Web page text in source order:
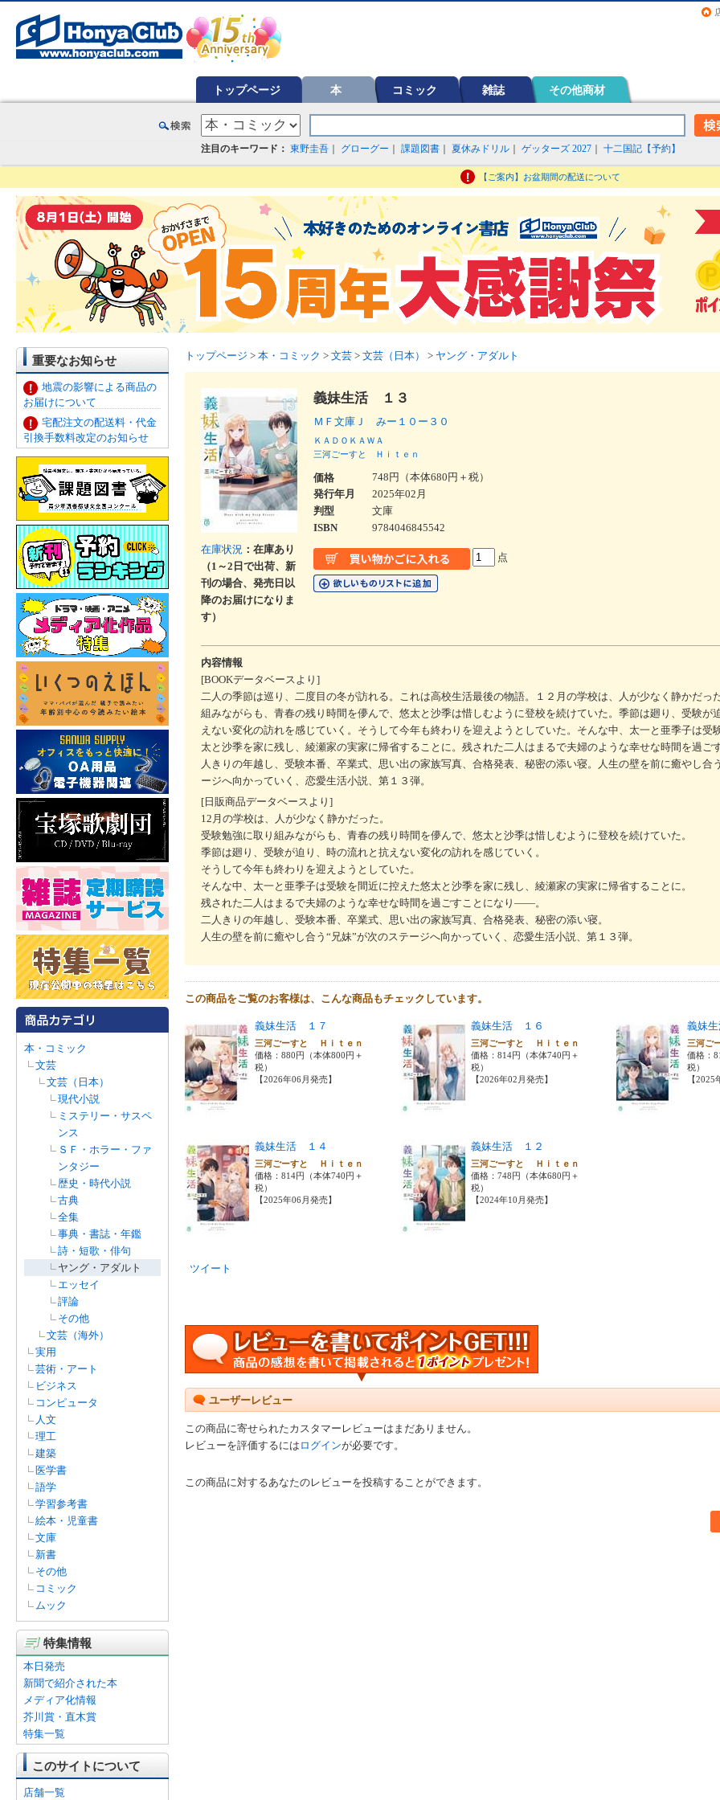
トップページ 本 コミック 雑誌 その他商材
注目のキーワード： 東野圭吾 グローグー 課題図書 夏休みドリル ゲッターズ 2027 十二国記【予約】
【ご案内】お盆期間の配送について
重要なお知らせ
地震の影響による商品の
お届けについて
宅配注文の配送料・代金
引換手数料改定のお知らせ
本・コミック
文芸
文芸（日本）
現代小説
ミステリー・サスペ
ンス
ＳＦ・ホラー・ファ
ンタジー
歴史・時代小説
古典
全集
事典・書誌・年鑑
詩・短歌・俳句
ヤング・アダルト
エッセイ
評論
その他
文芸（海外）
実用
芸術・アート
ビジネス
コンピュータ
人文
理工
建築
医学書
語学
学習参考書
絵本・児童書
文庫
新書
その他
コミック
ムック
特集情報
本日発売
新聞で紹介された本
メディア化情報
芥川賞・直木賞
特集一覧
このサイトについて
店舗一覧
トップページ > 本・コミック > 文芸 > 文芸（日本） > ヤング・アダルト
在庫状況 ：在庫あり
（1～2日で出荷、新
刊の場合、発売日以
降のお届けになりま
す）
義妹生活 １３
ＭＦ文庫Ｊ みー１０ー３０
ＫＡＤＯＫＡＷＡ
三河ごーすと
Ｈｉｔｅｎ
価格
748円（本体680円＋税）
発行年月
2025年02月
判型
文庫
ISBN
9784046845542
点
内容情報
[BOOKデータベースより]
二人の季節は巡り、二度目の冬が訪れる。これは高校生活最後の物語。１２月の学校は、人が少なく静かだっ
組みながらも、青春の残り時間を儚んで、悠太と沙季は惜しむように登校を続けていた。季節は廻り、受験が
えない変化の訪れを感じていく。そうして今年も終わりを迎えようとしていた。そんな中、太一と亜季子は受
太と沙季を家に残し、綾瀬家の実家に帰省することに。残された二人はまるで夫婦のような幸せな時間を過ご
人きりの年越し、受験本番、卒業式、思い出の家族写真、合格発表、秘密の添い寝。人生の壁を前に癒やし合
ージへ向かっていく、恋愛生活小説、第１３弾。
[日販商品データベースより]
12月の学校は、人が少なく静かだった。
受験勉強に取り組みながらも、青春の残り時間を儚んで、悠太と沙季は惜しむように登校を続けていた。
季節は廻り、受験が迫り、時の流れと抗えない変化の訪れを感じていく。
そうして今年も終わりを迎えようとしていた。
そんな中、太一と亜季子は受験を間近に控えた悠太と沙季を家に残し、綾瀬家の実家に帰省することに。
残された二人はまるで夫婦のような幸せな時間を過ごすことになり――。
二人きりの年越し、受験本番、卒業式、思い出の家族写真、合格発表、秘密の添い寝。
人生の壁を前に癒やし合う“兄妹”が次のステージへ向かっていく、恋愛生活小説、第１３弾。
この商品をご覧のお客様は、こんな商品もチェックしています。
義妹生活 １７
三河ごーすと Ｈｉｔｅｎ
価格：880円（本体800円＋
税）
【2026年06月発売】
義妹生活 １６
三河ごーすと Ｈｉｔｅｎ
価格：814円（本体740円＋
税）
【2026年02月発売】
義妹
三河ご
価格：
税）
【2025
義妹生活 １４
三河ごーすと Ｈｉｔｅｎ
価格：814円（本体740円＋
税）
【2025年06月発売】
義妹生活 １２
三河ごーすと Ｈｉｔｅｎ
価格：748円（本体680円＋
税）
【2024年10月発売】
ツイート
ユーザーレビュー
この商品に寄せられたカスタマーレビューはまだありません。
レビューを評価するには ログインが必要です。
この商品に対するあなたのレビューを投稿することができます。